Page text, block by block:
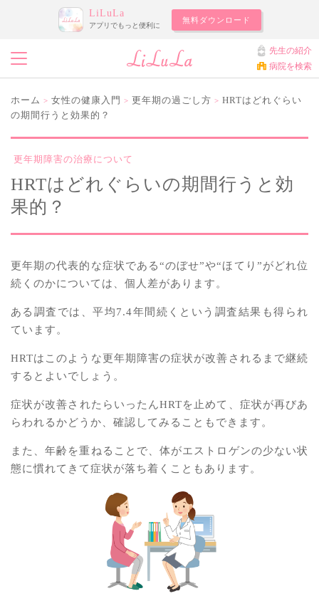
LiLuLa
アプリでもっと便利に
無料ダウンロード
先生の紹介
病院を検索
ホーム > 女性の健康入門 > 更年期の過ごし方 > HRTはどれぐらい
の期間行うと効果的？
更年期障害の治療について
HRTはどれぐらいの期間行うと効
果的？
更年期の代表的な症状である“のぼせ”や“ほてり”がどれ位
続くのかについては、個人差があります。
ある調査では、平均7.4年間続くという調査結果も得られ
ています。
HRTはこのような更年期障害の症状が改善されるまで継続
するとよいでしょう。
症状が改善されたらいったんHRTを止めて、症状が再びあ
らわれるかどうか、確認してみることもできます。
また、年齢を重ねることで、体がエストロゲンの少ない状
態に慣れてきて症状が落ち着くこともあります。